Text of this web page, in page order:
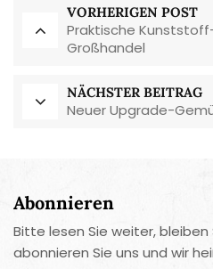
VORHERIGEN POST
Praktische
Großhandel
NÄCHSTER BEITRAG
Neuer Upgrade-
Abonnieren
Bitte lesen Sie weiter,
abonnieren Sie uns und wir